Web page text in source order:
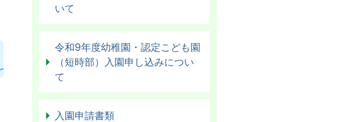
いて
令和9年度幼稚園・認定こども園
（短時部）入園申し込みについ
て
入園申請書類